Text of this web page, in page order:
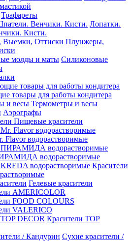
Трафареты
Лопатки.
Кисти.
Плунжеры,
Силиконовые
товары для работы кондитера
Термометры и весы
Аэрографы
Пищевые красители
Flavor водорастворимые
водорастворимые
Красители
Гелевые красители
AMERICOLOR
FOOD COLOURS
VALERICO
Красители TOP
Сухие красители /